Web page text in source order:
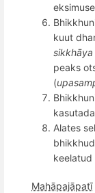
kuut
sikkhāya
peaks
(
Alates
keelatud
Mahāpajāpatī